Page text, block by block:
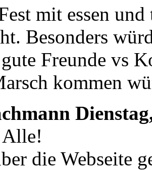
mit essen
Besonders
Freunde vs
kommen
die Webseite